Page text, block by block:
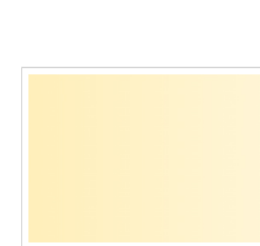
Содержимое